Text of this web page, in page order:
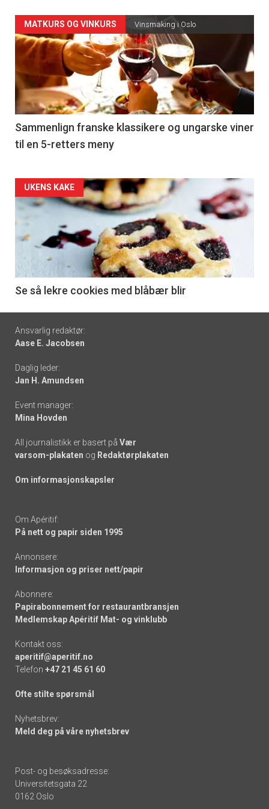
Forsiden
akkurat
nå
-
5
MATKURS OG VINKURS Vinsmaking i Oslo
Sammenlign franske klassikere og ungarske viner
til en 5-retters meny
Forsiden
akkurat
nå
6
UKENS KAKE
Se så lekre cookies med blåbær blir
Footer
-
links
Ansvarlig redaktør:
Aase E. Jacobsen
Daglig leder:
Jan H. Amundsen
Event manager:
Mina Hovden
All journalistikk er basert på Vær
varsom-plakaten og Redaktørplakaten
Om informasjonskapsler
Om Apéritif:
På nett og papir siden 1995
Annonsere:
Informasjon og priser nett/papir
Abonnere:
Papirabonnement for restaurantbransjen
Medlemskap Apéritif Mat- og vinklubb
Kontakt oss:
aperitif@aperitif.no
Telefon +47 21 45 61 60
Ofte stilte spørsmål
Nyhetsbrev:
Meld deg på våre nyhetsbrev
Post- og besøksadresse:
Universitetsgata 22
0162 Oslo